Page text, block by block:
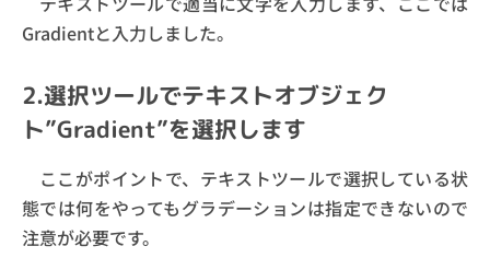
Gradientと入力しました。
2.選択ツールでテキストオブジェク
ト”Gradient”を選択します
ここがポイントで、テキストツールで選択している状
態では何をやってもグラデーションは指定できないので
注意が必要です。